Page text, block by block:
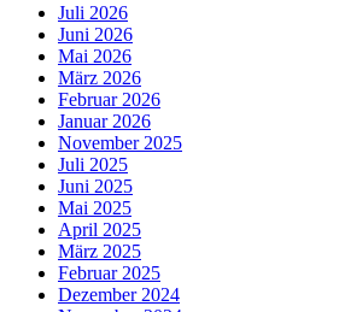
Juli 2026
Juni 2026
Mai 2026
März 2026
Februar 2026
Januar 2026
November 2025
Juli 2025
Juni 2025
Mai 2025
April 2025
März 2025
Februar 2025
Dezember 2024